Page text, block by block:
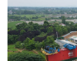
消费
创意